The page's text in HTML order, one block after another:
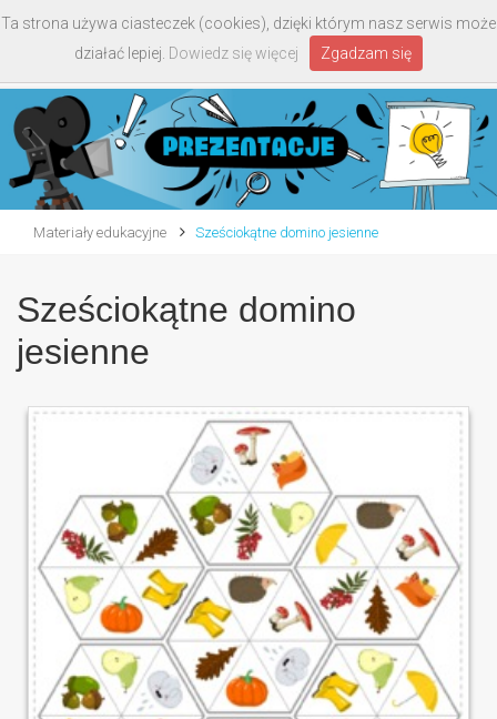
Materiały edukacyjne Sześciokątne domino jesienne
Sześciokątne domino
jesienne
Ta strona używa ciasteczek (cookies), dzięki którym nasz serwis może
działać lepiej. Dowiedz się więcej Zgadzam się